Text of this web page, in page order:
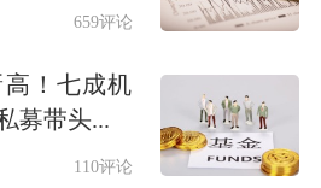
带来的局部波动。
定期调整，跟踪产品
659评论
！七成机
募带头...
110评论